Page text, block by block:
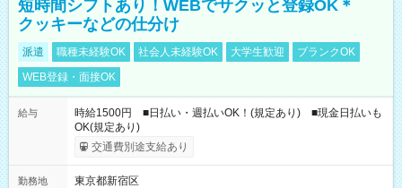
短時間シフトあり！WEBでサクッと登録OK＊
クッキーなどの仕分け
派遣 職種未経験OK 社会人未経験OK 大学生歓迎
ブランクOK
WEB登録・面接OK
給与
時給1500円 ■日払い・週払いOK！(規定あり) ■現金日払いも
OK(規定あり)
交通費別途支給あり
勤務地
東京都新宿区